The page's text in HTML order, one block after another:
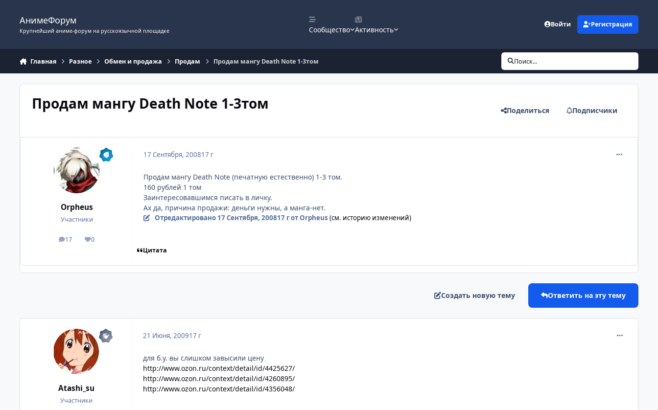
АнимеФорум
Крупнейший аниме-форум на русскоязычной площадке Сообщество Активность
Войти Регистрация
Главная Разное Обмен и продажа Продам Продам мангу Death Note 1-3том Поиск...
Продам мангу Death Note 1-3том Поделиться Подписчики
Orpheus
Участники
17
посты 0
Репутация
17 Сентября, 200817 г
Продам мангу Death Note (печатную естественно) 1-3 том.
160 рублей 1 том
Заинтересовавшимся писать в личку.
Ах да, причина продажи: деньги нужны, а манга-нет.
Отредактировано 17 Сентября, 200817 гот Orpheus (см. историю изменений)
Цитата
Создать новую тему Ответить на эту тему
Atashi_su
Участники
21 Июня, 200917 г
для б.у. вы слишком завысили цену
http://www.ozon.ru/context/detail/id/4425627/
http://www.ozon.ru/context/detail/id/4260895/
http://www.ozon.ru/context/detail/id/4356048/